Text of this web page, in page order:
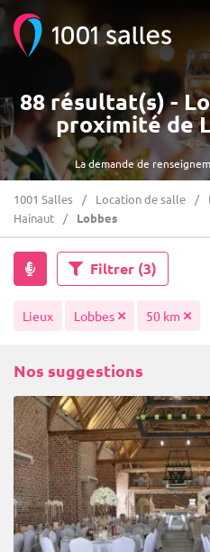
La demande de
88 résultat(s) -
proximité de
1001 Salles Location de salle
Hainaut
Lobbes
Filtrer (3)
Lieux Lobbes 50 km
Nos suggestions